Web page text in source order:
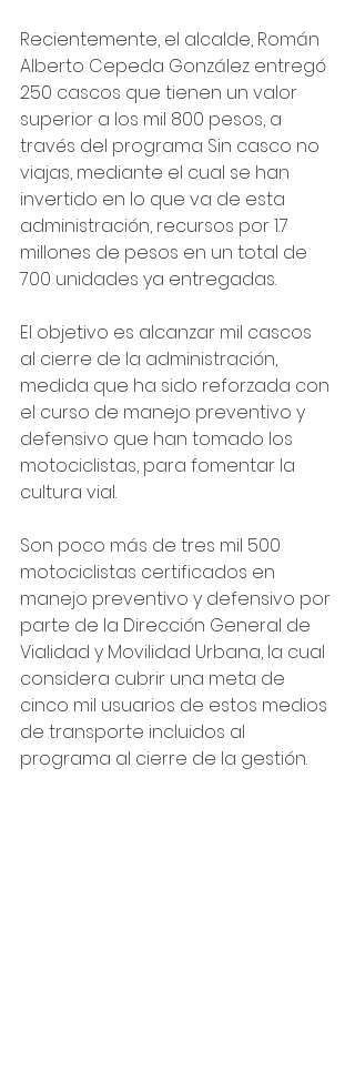
Recientemente, el alcalde, Román
Alberto Cepeda González entregó
250 cascos que tienen un valor
superior a los mil 800 pesos, a
través del programa Sin casco no
viajas, mediante el cual se han
invertido en lo que va de esta
administración, recursos por 1.7
millones de pesos en un total de
700 unidades ya entregadas.
El objetivo es alcanzar mil cascos
al cierre de la administración,
medida que ha sido reforzada con
el curso de manejo preventivo y
defensivo que han tomado los
motociclistas, para fomentar la
cultura vial.
Son poco más de tres mil 500
motociclistas certificados en
manejo preventivo y defensivo por
parte de la Dirección General de
Vialidad y Movilidad Urbana, la cual
considera cubrir una meta de
cinco mil usuarios de estos medios
de transporte incluidos al
programa al cierre de la gestión.